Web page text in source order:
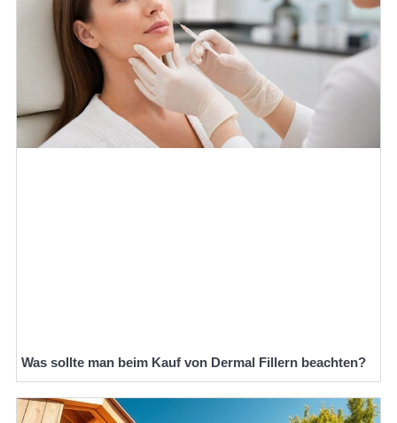
Was sollte man beim Kauf von Dermal Fillern beachten?